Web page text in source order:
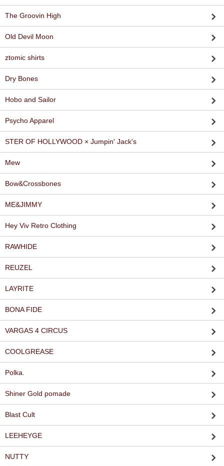
The Groovin High
Old Devil Moon
ztomic shirts
Dry Bones
Hobo and Sailor
Psycho Apparel
STER OF HOLLYWOOD × Jumpin' Jack's
Mew
Bow&Crossbones
ME&JIMMY
Hey Viv Retro Clothing
RAWHIDE
REUZEL
LAYRITE
BONA FIDE
VARGAS 4 CIRCUS
COOLGREASE
Polka.
Shiner Gold pomade
Blast Cult
LEEHEYGE
NUTTY